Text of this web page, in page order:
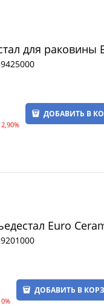
для раковины
ДОБАВИТЬ В
Euro
ДОБАВИТЬ В